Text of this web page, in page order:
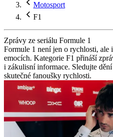
Motosport
F1
Zprávy ze seriálu Formule 1
Formule 1 není jen o rychlosti, ale
emocích. Kategorie F1 přináší
i zákulisní informace. Sledujte
skutečné fanoušky rychlosti.